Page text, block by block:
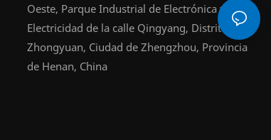
Oeste, Parque Industrial de Electrónica y
Electricidad de la calle Qingyang, Distrito de
Zhongyuan, Ciudad de Zhengzhou, Provincia
de Henan, China